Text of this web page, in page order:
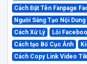
Cách Đặt Tên Fanpage
Người Sáng Tạo Nội
Cách Xử Lý
Lỗi
Cách tạo Bố Cục Ảnh
Cách Copy Link Video